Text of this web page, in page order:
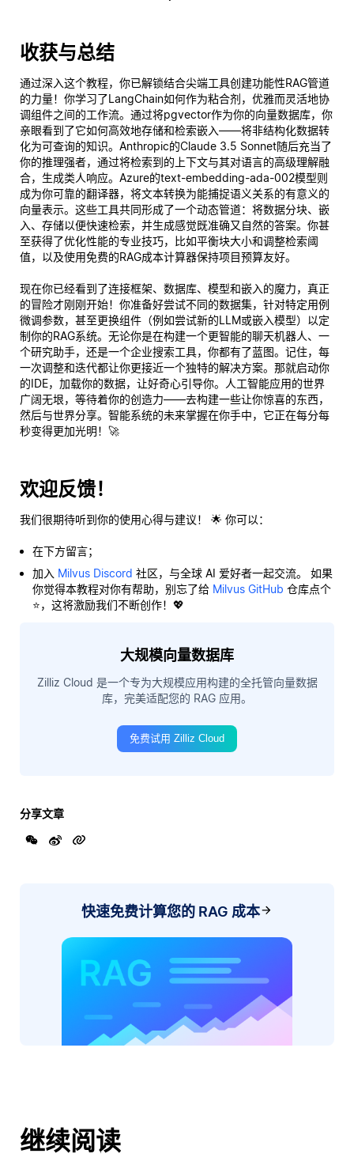
收获与总结
通过深入这个教程，你已解锁结合尖端工具创建功能性RAG管道
的力量！你学习了LangChain如何作为粘合剂，优雅而灵活地协
调组件之间的工作流。通过将pgvector作为你的向量数据库，你
亲眼看到了它如何高效地存储和检索嵌入——将非结构化数据转
化为可查询的知识。Anthropic的Claude 3.5 Sonnet随后充当了
你的推理强者，通过将检索到的上下文与其对语言的高级理解融
合，生成类人响应。Azure的text-embedding-ada-002模型则
成为你可靠的翻译器，将文本转换为能捕捉语义关系的有意义的
向量表示。这些工具共同形成了一个动态管道：将数据分块、嵌
入、存储以便快速检索，并生成感觉既准确又自然的答案。你甚
至获得了优化性能的专业技巧，比如平衡块大小和调整检索阈
值，以及使用免费的RAG成本计算器保持项目预算友好。
现在你已经看到了连接框架、数据库、模型和嵌入的魔力，真正
的冒险才刚刚开始！你准备好尝试不同的数据集，针对特定用例
微调参数，甚至更换组件（例如尝试新的LLM或嵌入模型）以定
制你的RAG系统。无论你是在构建一个更智能的聊天机器人、一
个研究助手，还是一个企业搜索工具，你都有了蓝图。记住，每
一次调整和迭代都让你更接近一个独特的解决方案。那就启动你
的IDE，加载你的数据，让好奇心引导你。人工智能应用的世界
广阔无垠，等待着你的创造力——去构建一些让你惊喜的东西，
然后与世界分享。智能系统的未来掌握在你手中，它正在每分每
秒变得更加光明！🚀
欢迎反馈！
我们很期待听到你的使用心得与建议！ 🌟 你可以：
在下方留言；
加入 Milvus Discord 社区，与全球 AI 爱好者一起交流。 如果
你觉得本教程对你有帮助，别忘了给 Milvus GitHub 仓库点个
⭐，这将激励我们不断创作！💖
大规模向量数据库
Zilliz Cloud 是一个专为大规模应用构建的全托管向量数据
库，完美适配您的 RAG 应用。
免费试用 Zilliz Cloud
分享文章
快速免费计算您的 RAG 成本
继续阅读